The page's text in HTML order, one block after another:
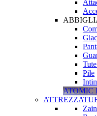
Pile
ATOMIC